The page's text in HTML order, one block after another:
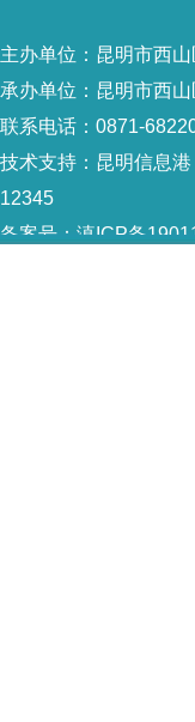
主办单位：昆明市西
承办单位：昆明市西
联系电话：0871-
技术支持： 昆明信息
12345
备案号： 滇ICP备